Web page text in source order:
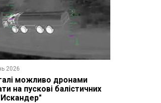
2026
можливо дронами
на пускові балістичних